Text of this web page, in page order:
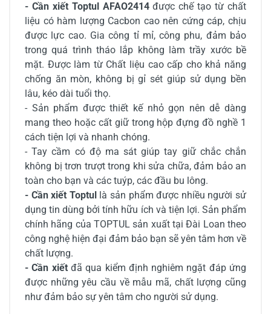
- Cần xiết Toptul AFAO2414được chế tạo từ chất
liệu có hàm lượng Cacbon cao nên cứng cáp, chịu
được lực cao. Gia công tỉ mỉ, công phu, đảm bảo
trong quá trình tháo lắp không làm trầy xước bề
mặt. Được làm từ Chất liệu cao cấp cho khả năng
chống ăn mòn, không bị gỉ sét giúp sử dụng bền
lâu, kéo dài tuổi thọ.
- Sản phẩm được thiết kế nhỏ gọn nên dễ dàng
mang theo hoặc cất giữ trong hộp đựng đồ nghề 1
cách tiện lợi và nhanh chóng.
- Tay cầm có độ ma sát giúp tay giữ chắc chắn
không bị trơn trượt trong khi sửa chữa, đảm bảo an
toàn cho bạn và các tuýp, các đầu bu lông.
- Cần xiết Toptul là sản phẩm được nhiều người sử
dụng tin dùng bởi tính hữu ích và tiện lợi. Sản phẩm
chính hãng của TOPTUL sản xuất tại Đài Loan theo
công nghệ hiện đại đảm bảo bạn sẽ yên tâm hơn về
chất lượng.
- Cần xiết đã qua kiểm định nghiêm ngặt đáp ứng
được những yêu cầu về mẫu mã, chất lượng cũng
như đảm bảo sự yên tâm cho người sử dụng.